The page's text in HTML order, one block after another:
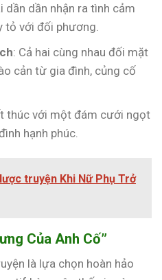
dần dần nhận ra tình cảm
tỏ với đối phương.
: Cả hai cùng nhau đối mặt
cản từ gia đình, củng cố
thúc với một đám cưới ngọt
hạnh phúc.
truyện Khi Nữ Phụ Trở
Của Anh Cố”
là lựa chọn hoàn hảo